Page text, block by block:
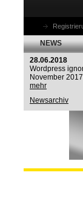
NEWS
28.06.2018
Wordpress
November
mehr
Newsarchiv